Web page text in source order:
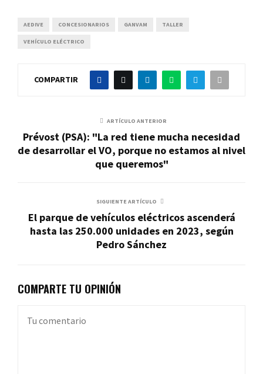
AEDIVE CONCESIONARIOS GANVAM TALLER
VEHÍCULO ELÉCTRICO
COMPARTIR
ARTÍCULO ANTERIOR
Prévost (PSA): "La red tiene mucha necesidad
de desarrollar el VO, porque no estamos al nivel
que queremos"
SIGUIENTE ARTÍCULO
El parque de vehículos eléctricos ascenderá
hasta las 250.000 unidades en 2023, según
Pedro Sánchez
COMPARTE TU OPINIÓN